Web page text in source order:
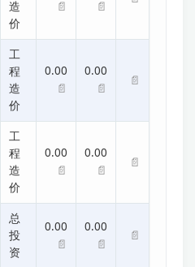
造
价
📄 📄
工
程
造
价
0.00
📄
0.00
📄
📄
工
程
造
价
0.00
📄
0.00
📄
📄
总
投
资
0.00
📄
0.00
📄
📄